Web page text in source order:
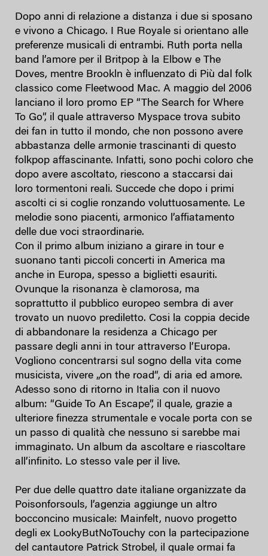
Dopo anni di relazione a distanza i due si sposano
e vivono a Chicago. I Rue Royale si orientano alle
preferenze musicali di entrambi. Ruth porta nella
band l’amore per il Britpop à la Elbow e The
Doves, mentre Brookln è influenzato di Più dal folk
classico come Fleetwood Mac. A maggio del 2006
lanciano il loro promo EP “The Search for Where
To Go”, il quale attraverso Myspace trova subito
dei fan in tutto il mondo, che non possono avere
abbastanza delle armonie trascinanti di questo
folkpop affascinante. Infatti, sono pochi coloro che
dopo avere ascoltato, riescono a staccarsi dai
loro tormentoni reali. Succede che dopo i primi
ascolti ci si coglie ronzando voluttuosamente. Le
melodie sono piacenti, armonico l’affiatamento
delle due voci straordinarie.
Con il primo album iniziano a girare in tour e
suonano tanti piccoli concerti in America ma
anche in Europa, spesso a biglietti esauriti.
Ovunque la risonanza è clamorosa, ma
soprattutto il pubblico europeo sembra di aver
trovato un nuovo prediletto. Cosi la coppia decide
di abbandonare la residenza a Chicago per
passare degli anni in tour attraverso l’Europa.
Vogliono concentrarsi sul sogno della vita come
musicista, vivere „on the road“, di aria ed amore.
Adesso sono di ritorno in Italia con il nuovo
album: “Guide To An Escape”, il quale, grazie a
ulteriore finezza strumentale e vocale porta con se
un passo di qualità che nessuno si sarebbe mai
immaginato. Un album da ascoltare e riascoltare
all’infinito. Lo stesso vale per il live.
Per due delle quattro date italiane organizzate da
Poisonforsouls, l’agenzia aggiunge un altro
bocconcino musicale: Mainfelt, nuovo progetto
degli ex LookyButNoTouchy con la partecipazione
del cantautore Patrick Strobel, il quale ormai fa